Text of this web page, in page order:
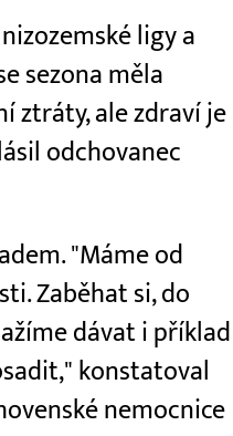
ligy a
sezona měla
ztráty, ale zdraví je
odchovanec
"Máme od
Zaběhat si, do
dávat i příklad
konstatoval
nemocnice